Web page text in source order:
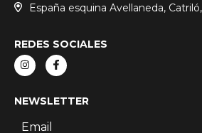
España esquina Avellaneda,
REDES SOCIALES
NEWSLETTER